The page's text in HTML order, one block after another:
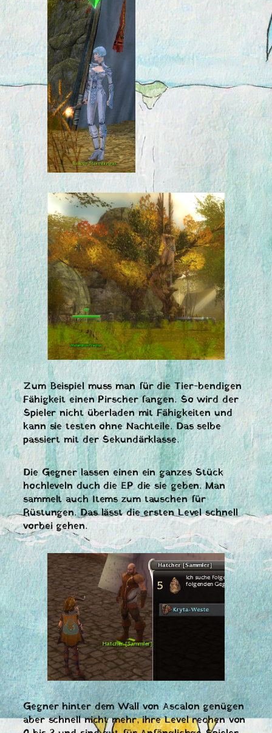
Zum Beispiel muss man für die Tier-bendigen
Fähigkeit einen Pirscher fangen. So wird der
Spieler nicht überladen mit Fähigkeiten und
kann sie testen ohne Nachteile. Das selbe
passiert mit der Sekundärklasse.
Die Gegner lassen einen ein ganzes Stück
hochleveln duch die EP die sie geben. Man
sammelt auch Items zum tauschen für
Rüstungen. Das lässt die ersten Level schnell
vorbei gehen.
Gegner hinter dem Wall von Ascalon genügen
aber schnell nicht mehr, ihre Level rechen von